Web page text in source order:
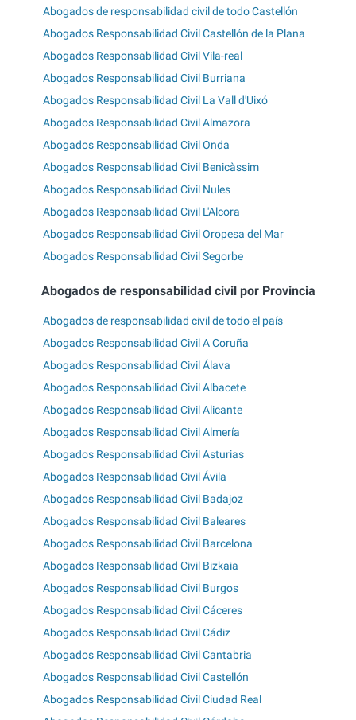
Abogados de responsabilidad civil de todo Castellón
Abogados Responsabilidad Civil Castellón de la Plana
Abogados Responsabilidad Civil Vila-real
Abogados Responsabilidad Civil Burriana
Abogados Responsabilidad Civil La Vall d'Uixó
Abogados Responsabilidad Civil Almazora
Abogados Responsabilidad Civil Onda
Abogados Responsabilidad Civil Benicàssim
Abogados Responsabilidad Civil Nules
Abogados Responsabilidad Civil L'Alcora
Abogados Responsabilidad Civil Oropesa del Mar
Abogados Responsabilidad Civil Segorbe
Abogados de responsabilidad civil por Provincia
Abogados de responsabilidad civil de todo el país
Abogados Responsabilidad Civil A Coruña
Abogados Responsabilidad Civil Álava
Abogados Responsabilidad Civil Albacete
Abogados Responsabilidad Civil Alicante
Abogados Responsabilidad Civil Almería
Abogados Responsabilidad Civil Asturias
Abogados Responsabilidad Civil Ávila
Abogados Responsabilidad Civil Badajoz
Abogados Responsabilidad Civil Baleares
Abogados Responsabilidad Civil Barcelona
Abogados Responsabilidad Civil Bizkaia
Abogados Responsabilidad Civil Burgos
Abogados Responsabilidad Civil Cáceres
Abogados Responsabilidad Civil Cádiz
Abogados Responsabilidad Civil Cantabria
Abogados Responsabilidad Civil Castellón
Abogados Responsabilidad Civil Ciudad Real